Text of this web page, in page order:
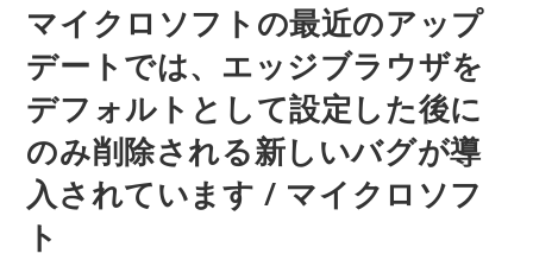
マイクロソフトの最近のアップ
デートでは、エッジブラウザを
デフォルトとして設定した後に
のみ削除される新しいバグが導
入されています / マイクロソフ
ト